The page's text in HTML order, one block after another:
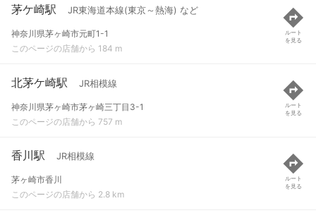
茅ケ崎駅 JR東海道本線(東京～熱海) など
神奈川県茅ヶ崎市元町1-1
このページの店舗から 184 m
ルート
を見る
北茅ケ崎駅 JR相模線
神奈川県茅ヶ崎市茅ヶ崎三丁目3-1
このページの店舗から 757 m
ルート
を見る
香川駅 JR相模線
茅ヶ崎市香川
このページの店舗から 2.8 km
ルート
を見る